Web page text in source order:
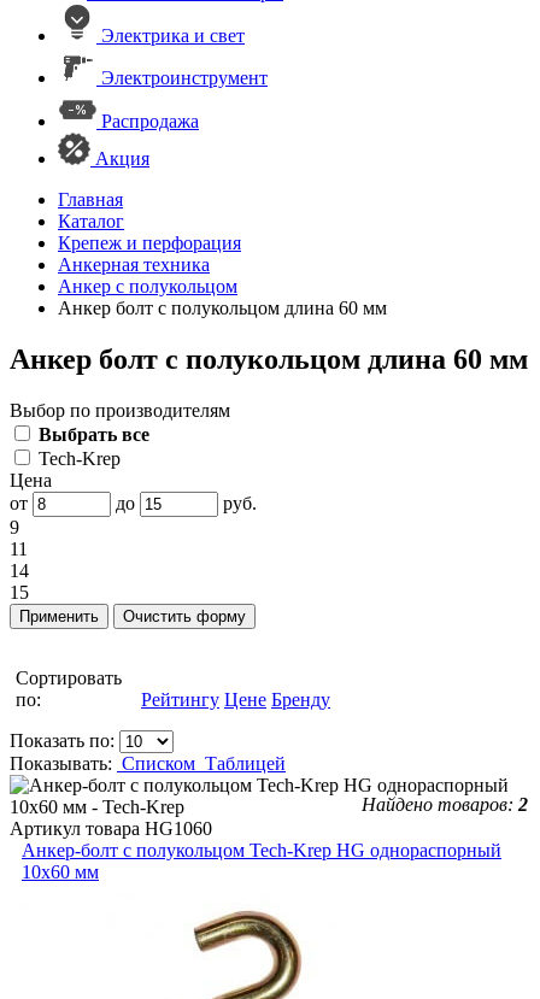
Электрика и свет
Электроинструмент
Распродажа
Акция
Главная
Каталог
Крепеж и перфорация
Анкерная техника
Анкер с полукольцом
Анкер болт с полукольцом длина 60 мм
Анкер болт с полукольцом длина 60 мм
Выбор по производителям
Выбрать все
Tech-Krep
Цена
от
до
руб.
9
11
14
15
Сортировать
по:
Рейтингу Цене Бренду
Показать по:
Показывать: Списком Таблицей
Найдено товаров: 2
Артикул товара HG1060
Анкер-болт с полукольцом Tech-Krep HG однораспорный
10х60 мм